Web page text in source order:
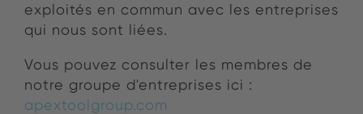
exploités en commun avec les entreprises
qui nous sont liées.
Vous pouvez consulter les membres de
notre groupe d'entreprises ici :
apextoolgroup.com